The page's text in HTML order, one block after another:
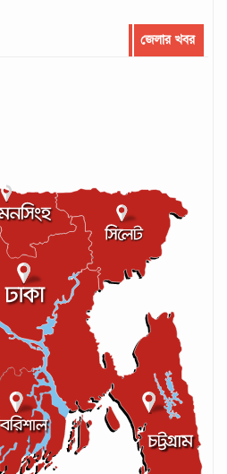
লঙ্কান কোচকে ২০ বছরের জন্য নিষিদ্ধ ঘোষণা
সেপ্টেম্বর ২০, ২০২৪
আইসিসির লেভেল-৩ কোচের স্বীকৃতি পেলেন
আশরাফুল
সেপ্টেম্বর ১৭, ২০২৪
গণপরিবহনে সেবার মান বাড়ানোর দাবি ইমনের
সেপ্টেম্বর ১৩, ২০২৪
জেলার খবর